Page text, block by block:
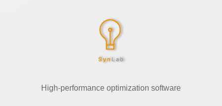
High-performance optimization software